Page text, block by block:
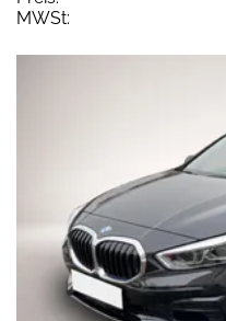
MWSt: